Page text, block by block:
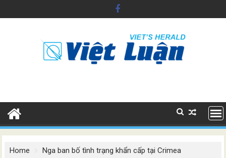
to
Home Nga ban bố tình trạng khẩn cấp tại Crimea